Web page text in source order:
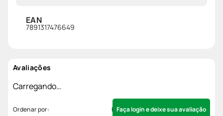
EAN
7891317476649
Avaliações
Carregando…
Faça login e deixe sua avaliação